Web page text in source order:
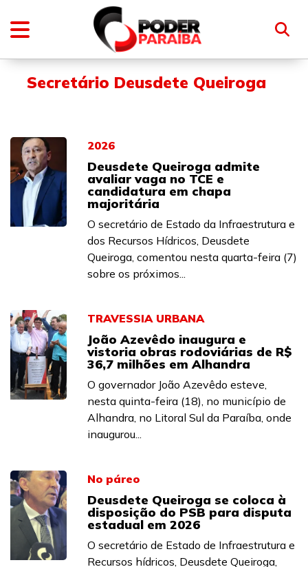
Secretário Deusdete Queiroga
2026
Deusdete Queiroga admite
avaliar vaga no TCE e
candidatura em chapa
majoritária
O secretário de Estado da Infraestrutura e
dos Recursos Hídricos, Deusdete
Queiroga, comentou nesta quarta-feira (7)
sobre os próximos...
TRAVESSIA URBANA
João Azevêdo inaugura e
vistoria obras rodoviárias de R$
36,7 milhões em Alhandra
O governador João Azevêdo esteve,
nesta quinta-feira (18), no município de
Alhandra, no Litoral Sul da Paraíba, onde
inaugurou...
No páreo
Deusdete Queiroga se coloca à
disposição do PSB para disputa
estadual em 2026
O secretário de Estado de Infraestrutura e
Recursos hídricos, Deusdete Queiroga,